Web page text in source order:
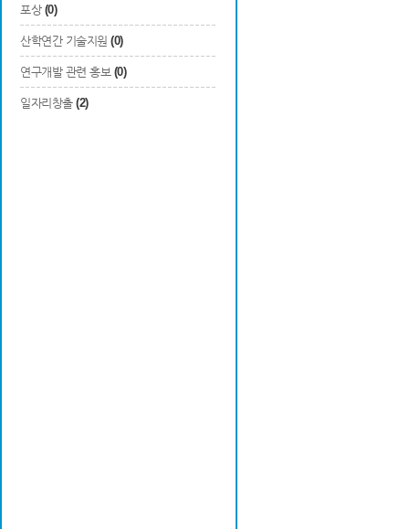
포상 (0)
산학연간 기술지원 (0)
연구개발 관련 홍보 (0)
일자리창출 (2)